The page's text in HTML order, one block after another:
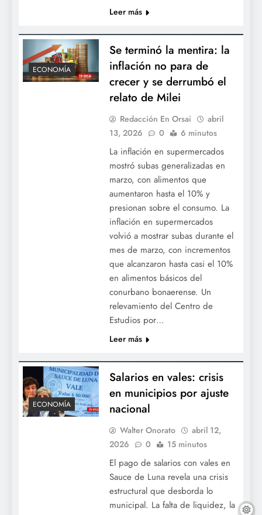
Leer más
ECONOMÍA
Se terminó la mentira: la
inflación no para de
crecer y se derrumbó el
relato de Milei
Redacción En Orsai
abril
13, 2026
0 6 minutos
La inflación en supermercados
mostró subas generalizadas en
marzo, con alimentos que
aumentaron hasta el 10% y
presionan sobre el consumo. La
inflación en supermercados
volvió a mostrar subas durante el
mes de marzo, con incrementos
que alcanzaron hasta casi el 10%
en alimentos básicos del
conurbano bonaerense. Un
relevamiento del Centro de
Estudios por…
Leer más
ECONOMÍA
Salarios en vales: crisis
en municipios por ajuste
nacional
Walter Onorato
abril 12,
2026
0 15 minutos
El pago de salarios con vales en
Sauce de Luna revela una crisis
estructural que desborda lo
municipal. La falta de liquidez, la